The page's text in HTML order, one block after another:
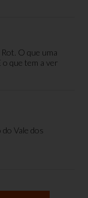
O que uma
o que tem a ver
Vale dos